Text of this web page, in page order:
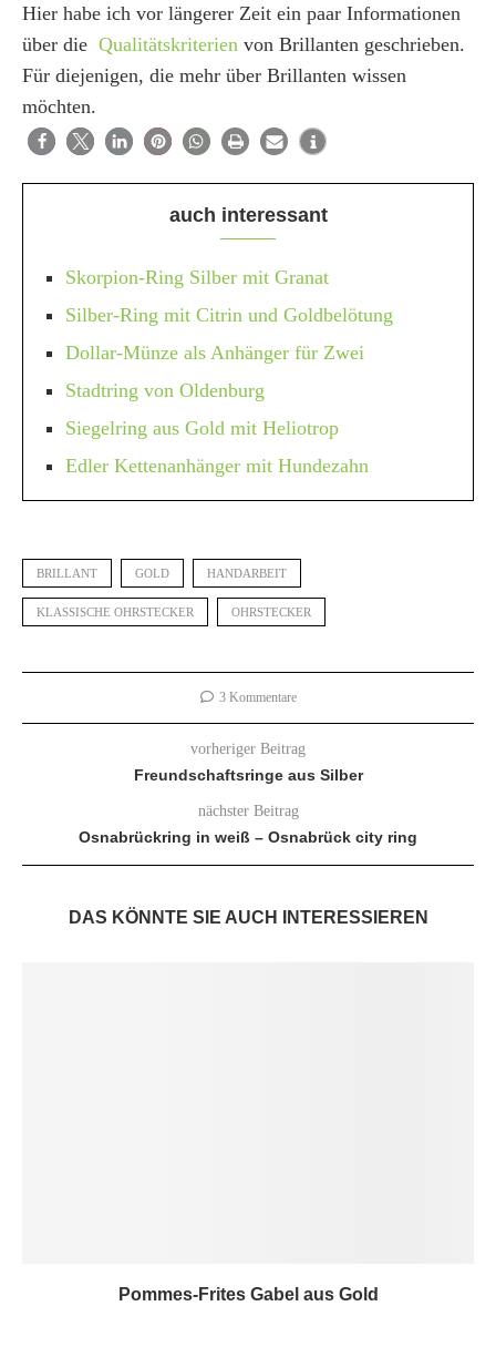
Hier habe ich vor längerer Zeit ein paar Informationen
über die Qualitätskriterien von Brillanten geschrieben.
Für diejenigen, die mehr über Brillanten wissen
möchten.
auch interessant
Skorpion-Ring Silber mit Granat
Silber-Ring mit Citrin und Goldbelötung
Dollar-Münze als Anhänger für Zwei
Stadtring von Oldenburg
Siegelring aus Gold mit Heliotrop
Edler Kettenanhänger mit Hundezahn
BRILLANT GOLD HANDARBEIT
KLASSISCHE OHRSTECKER OHRSTECKER
3 Kommentare
vorheriger Beitrag
Freundschaftsringe aus Silber
nächster Beitrag
Osnabrückring in weiß – Osnabrück city ring
DAS KÖNNTE SIE AUCH INTERESSIEREN
Pommes-Frites Gabel aus Gold